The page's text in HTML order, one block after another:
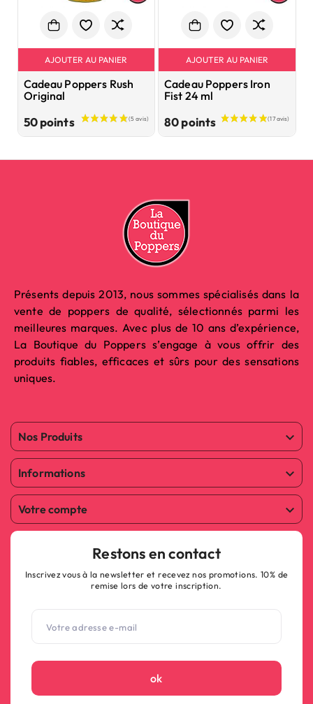
AJOUTER AU PANIER
Cadeau Poppers Rush
Original
50 pointsPrix
AJOUTER AU PANIER
Cadeau Poppers Iron
Fist 24 ml
80 points Prix
Présents depuis 2013, nous sommes spécialisés dans la
vente de poppers de qualité, sélectionnés parmi les
meilleures marques. Avec plus de 10 ans d’expérience,
La Boutique du Poppers s’engage à vous offrir des
produits fiables, efficaces et sûrs pour des sensations
uniques.
Nos Produits 
Informations 
Votre compte 
Restons en contact
Inscrivez vous à la newsletter et recevez nos promotions. 10% de
remise lors de votre inscription.
ok